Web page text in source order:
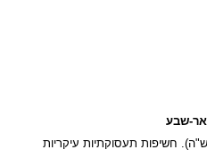
שבע
חשיפות תעסוקתיות עיקריות